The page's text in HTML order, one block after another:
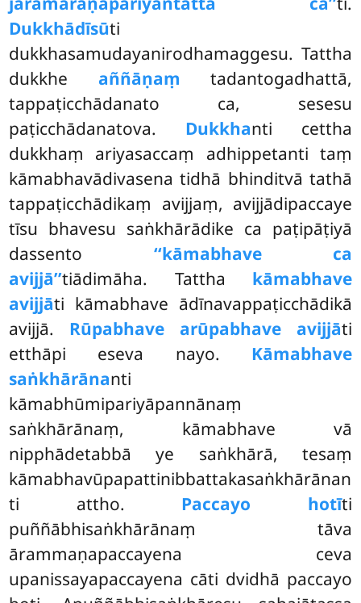
Dukkhādīsūti
dukkhasamudayanirodhamaggesu. Tattha
dukkhe aññāṇaṃ tadantogadhattā,
tappaṭicchādanato ca, sesesu
paṭicchādanatova. Dukkhanti cettha
dukkhaṃ ariyasaccaṃ adhippetanti taṃ
kāmabhavādivasena tidhā bhinditvā tathā
tappaṭicchādikaṃ avijjaṃ, avijjādipaccaye
tīsu bhavesu saṅkhārādike ca paṭipāṭiyā
dassento ‘‘kāmabhave ca
avijjā’’tiādimāha. Tattha kāmabhave
avijjāti kāmabhave ādīnavappaṭicchādikā
avijjā. Rūpabhave arūpabhave avijjāti
etthāpi eseva nayo. Kāmabhave
saṅkhārānanti
kāmabhūmipariyāpannānaṃ
saṅkhārānaṃ, kāmabhave vā
nipphādetabbā ye saṅkhārā, tesaṃ
kāmabhavūpapattinibbattakasaṅkhārānan
ti attho. Paccayo hotīti
puññābhisaṅkhārānaṃ tāva
ārammaṇapaccayena ceva
upanissayapaccayena cāti dvidhā paccayo